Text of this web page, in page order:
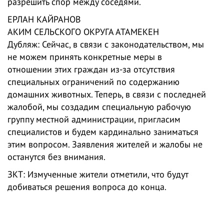
ЕРЛАН КАЙРАНОВ
АКИМ СЕЛЬСКОГО ОКРУГА АТАМЕКЕН
Дубляж: Сейчас, в связи с законодательством, мы
не можем принять конкретные меры в
отношении этих граждан из-за отсутствия
специальных ограничений по содержанию
домашних животных. Теперь, в связи с последней
жалобой, мы создадим специальную рабочую
группу местной администрации, пригласим
специалистов и будем кардинально заниматься
этим вопросом. Заявления жителей и жалобы не
останутся без внимания.
ЗКТ: Измученные жители отметили, что будут
добиваться решения вопроса до конца.